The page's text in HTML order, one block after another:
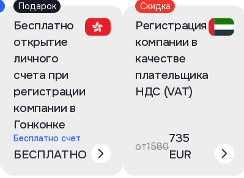
Подарок
Бесплатно
открытие
личного
счета при
регистрации
компании в
Гонконке
Бесплатно счет
БЕСПЛАТНО
Скидка
Регистрация
компании в
качестве
плательщика
НДС (VAT)
от1580
735
EUR